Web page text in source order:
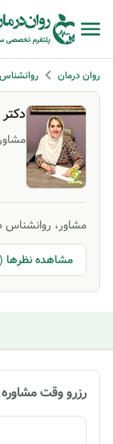
روان درمان روانشناس
مشاور، روانشناس
مشاهده نظرها (72 نظر)
رزرو وقت مشاوره